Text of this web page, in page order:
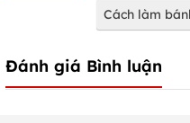
Cách làm
Đánh giá Bình luận